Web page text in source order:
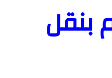
بنقل